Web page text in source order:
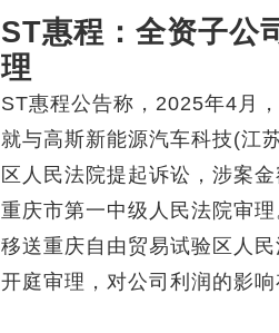
ST惠程：全资子公
理
ST惠程公告称，2025年4月
就与高斯新能源汽车科技(江
区人民法院提起诉讼，涉案
重庆市第一中级人民法院审
移送重庆自由贸易试验区人
开庭审理，对公司利润的影响